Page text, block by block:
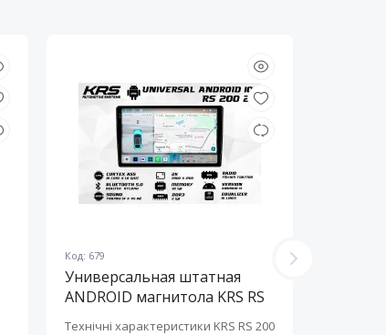
Код: 679
Универсальная штатная
ANDROID магнитола KRS RS
Технічні характеристики KRS RS 200